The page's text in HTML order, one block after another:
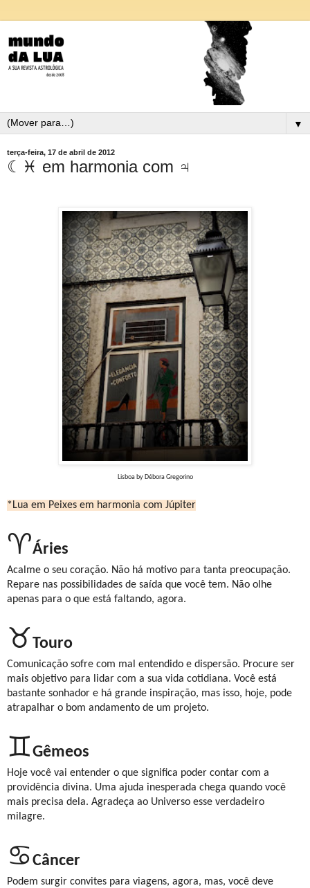
▼
terça-feira, 17 de abril de 2012
☾♓ em harmonia com ♃
Lisboa by Débora Gregorino
*Lua em Peixes em harmonia com Júpiter
♈Áries
Acalme o seu coração. Não há motivo para tanta preocupação.
Repare nas possibilidades de saída que você tem. Não olhe
apenas para o que está faltando, agora.
♉Touro
Comunicação sofre com mal entendido e dispersão. Procure ser
mais objetivo para lidar com a sua vida cotidiana. Você está
bastante sonhador e há grande inspiração, mas isso, hoje, pode
atrapalhar o bom andamento de um projeto.
♊Gêmeos
Hoje você vai entender o que significa poder contar com a
providência divina. Uma ajuda inesperada chega quando você
mais precisa dela. Agradeça ao Universo esse verdadeiro
milagre.
♋Câncer
Podem surgir convites para viagens, agora, mas, você deve